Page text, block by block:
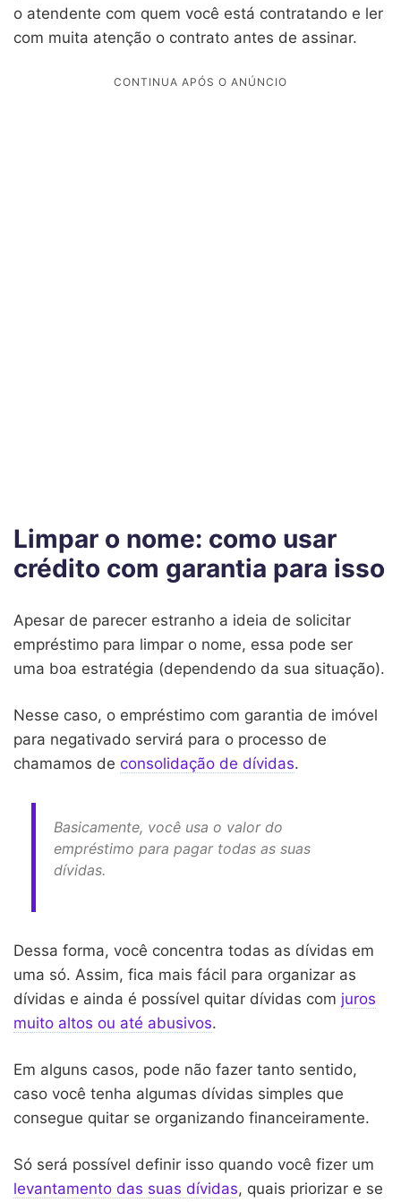
o atendente com quem você está contratando e ler
com muita atenção o contrato antes de assinar.
Limpar o nome: como usar
crédito com garantia para isso
Apesar de parecer estranho a ideia de solicitar
empréstimo para limpar o nome, essa pode ser
uma boa estratégia (dependendo da sua situação).
Nesse caso, o empréstimo com garantia de imóvel
para negativado servirá para o processo de
chamamos de consolidação de dívidas.
Basicamente, você usa o valor do
empréstimo para pagar todas as suas
dívidas.
Dessa forma, você concentra todas as dívidas em
uma só. Assim, fica mais fácil para organizar as
dívidas e ainda é possível quitar dívidas com juros
muito altos ou até abusivos.
Em alguns casos, pode não fazer tanto sentido,
caso você tenha algumas dívidas simples que
consegue quitar se organizando financeiramente.
Só será possível definir isso quando você fizer um
levantamento das suas dívidas, quais priorizar e se